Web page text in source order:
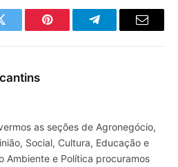
Pinterest TelegramaE-
as seções de Agronegócio,
Social, Cultura, Educação e
Ambiente e Política procuramos